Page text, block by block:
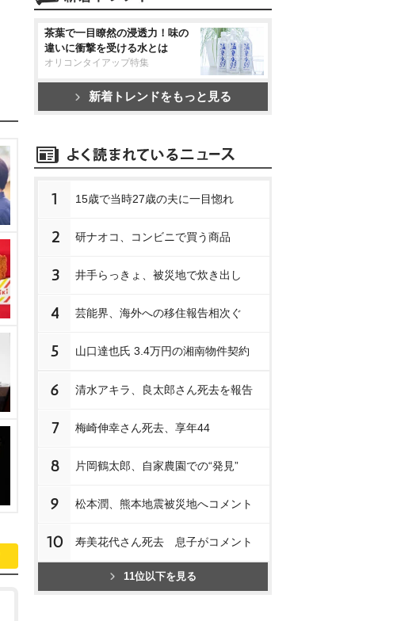
茶葉で一目瞭然の浸透力！味の
違いに衝撃を受ける水とは
オリコンタイアップ特集
新着トレンドをもっと見る
1 15歳で当時27歳の夫に一目惚れ
2 研ナオコ、コンビニで買う商品
3 井手らっきょ、被災地で炊き出し
4 芸能界、海外への移住報告相次ぐ
5 山口達也氏 3.4万円の湘南物件契約
6 清水アキラ、良太郎さん死去を報告
7 梅崎伸幸さん死去、享年44
8 片岡鶴太郎、自家農園での“発見”
9 松本潤、熊本地震被災地へコメント
10 寿美花代さん死去 息子がコメント
11位以下を見る